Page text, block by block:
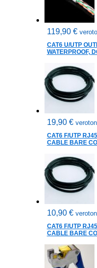
119,90 €
CAT6 U/UTP
WATERPROOF,
19,90 €
CAT6 F/UTP
CABLE BARE
10,90 €
CAT6 F/UTP
CABLE BARE